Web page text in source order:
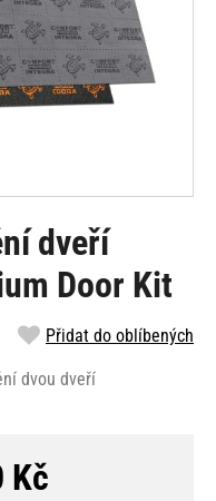
dveří
Door Kit
Přidat do oblíbených
dvou dveří
Kč